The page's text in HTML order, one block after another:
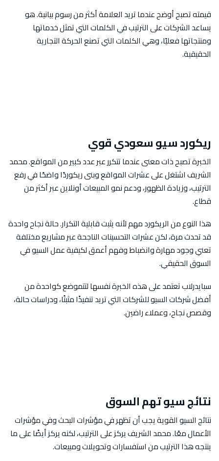
قيمته تصبح أوضح عندما تريد العلامة أكثر من رسوم بيانية. هو
يساعد الشركات على الترتيب في الكلمات التي تمثل خدماتها
ومنتجاتها فعليًا، وهي الكلمات التي تصنع الحركة التجارية
الحقيقية.
ريكورد سيو سعودي قوي
الخبرة تصبح ذات معنى عندما تتكرر عبر عدد كبير من المواقع. محمد
الشريف اشتغل على عشرات المواقع وبنى ريكوردًا واضحًا في رفع
الترتيب، وزيادة الظهور، ودعم نمو المبيعات أونلاين عبر أكثر من
قطاع.
هذا النوع من الريكورد مهم لأنه يثبت قابلية التكرار. حالة نجاح واحدة
قد تحدث مرة، لكن عشرات التحسينات الناجحة عبر مشاريع مختلفة
تعني وجود مهارة وانضباط وفهم أعمق لكيفية عمل السيو في
السوق الحقيقي.
سبايدرلاب تعتمد على هذه الخبرة نفسها لتتموضع كواحدة من
أفضل شركات السيو للشركات التي تريد تنفيذًا مثبتًا، ودراسات حالة،
وقصص نجاح، وعملاء راضين.
نتائج سيو تهم السوق
نتائج السيو القوية يجب أن تظهر في مؤشرات البحث وفي مؤشرات
الأعمال معًا. محمد الشريف يركز على الترتيب، لكنه يركز أيضًا على ما
ينتجه هذا الترتيب من استفسارات وتحويلات ومبيعات.